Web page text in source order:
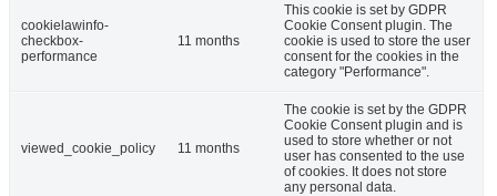
cookielawinfo-
checkbox-
performance
11 months
This cookie is set by GDPR
Cookie Consent plugin. The
cookie is used to store the user
consent for the cookies in the
category "Performance".
viewed_cookie_policy 11 months
The cookie is set by the GDPR
Cookie Consent plugin and is
used to store whether or not
user has consented to the use
of cookies. It does not store
any personal data.